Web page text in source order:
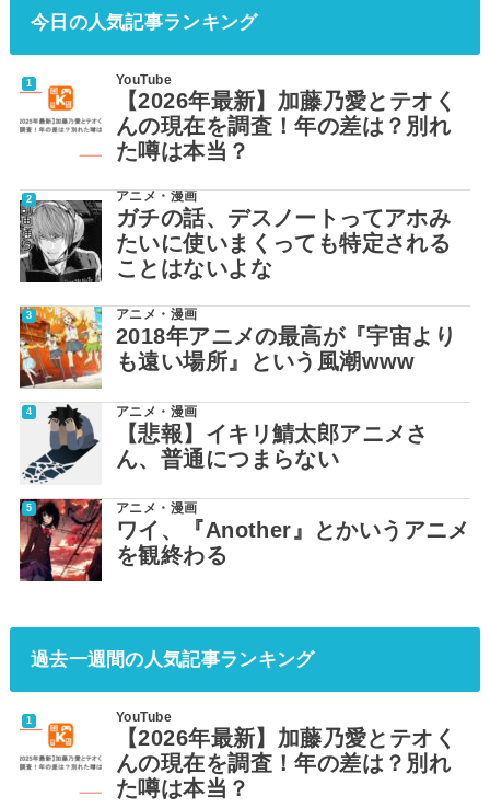
今日の人気記事ランキング
YouTube
【2026年最新】加藤乃愛とテオく
んの現在を調査！年の差は？別れ
た噂は本当？
アニメ・漫画
ガチの話、デスノートってアホみ
たいに使いまくっても特定される
ことはないよな
アニメ・漫画
2018年アニメの最高が『宇宙より
も遠い場所』という風潮www
アニメ・漫画
【悲報】イキリ鯖太郎アニメさ
ん、普通につまらない
アニメ・漫画
ワイ、『Another』とかいうアニメ
を観終わる
過去一週間の人気記事ランキング
YouTube
【2026年最新】加藤乃愛とテオく
んの現在を調査！年の差は？別れ
た噂は本当？